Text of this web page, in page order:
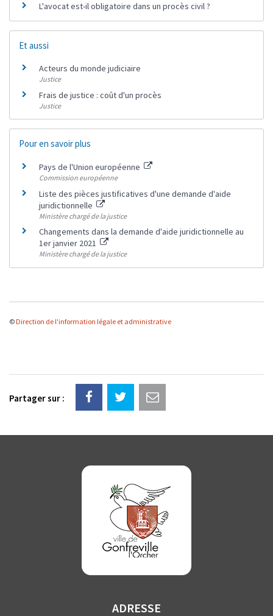
L'avocat est-il obligatoire dans un procès civil ?
Et aussi
Acteurs du monde judiciaire
Justice
Frais de justice : coût d'un procès
Justice
Pour en savoir plus
Pays de l'Union européenne
Commission européenne
Liste des pièces justificatives d'une demande d'aide
juridictionnelle
Ministère chargé de la justice
Changements dans la demande d'aide juridictionnelle au
1er janvier 2021
Ministère chargé de la justice
© Direction de l'information légale et administrative
Partager sur :
ADRESSE